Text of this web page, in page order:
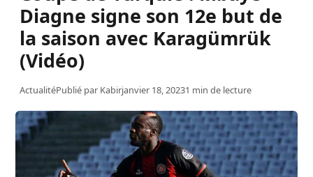
Diagne signe son 12e but de
la saison avec Karagümrük
(Vidéo)
ActualitéPublié par Kabirjanvier 18, 20231 min de lecture